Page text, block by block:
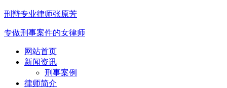
刑辩专业律师张原芳
专做刑事案件的女律师
网站首页
新闻资讯
刑事案例
律师简介